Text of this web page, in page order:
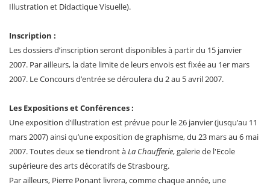
Illustration et Didactique Visuelle).
Inscription :
Les dossiers d’inscription seront disponibles à partir du 15 janvier
2007. Par ailleurs, la date limite de leurs envois est fixée au 1er mars
2007. Le Concours d’entrée se déroulera du 2 au 5 avril 2007.
Les Expositions et Conférences :
Une exposition d’illustration est prévue pour le 26 janvier (jusqu’au 11
mars 2007) ainsi qu’une exposition de graphisme, du 23 mars au 6 mai
2007. Toutes deux se tiendront àLa Chaufferie, galerie de l'Ecole
supérieure des arts décoratifs de Strasbourg.
Par ailleurs, Pierre Ponant livrera, comme chaque année, une